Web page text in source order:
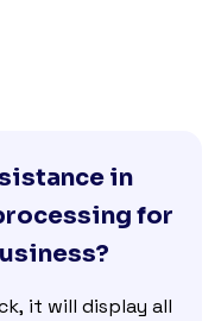
in
for
it will display all